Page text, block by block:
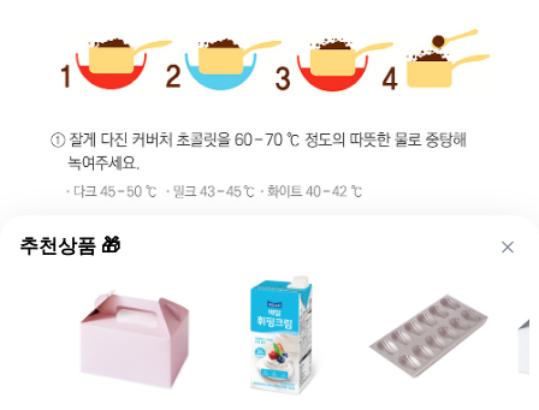
추천상품 🎁